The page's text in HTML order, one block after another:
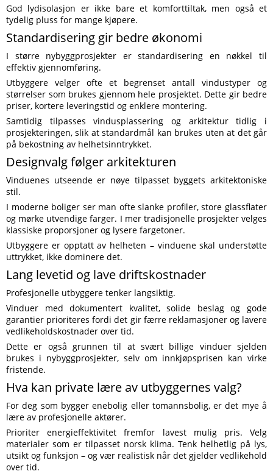
God lydisolasjon er ikke bare et komforttiltak, men også et
tydelig pluss for mange kjøpere.
Standardisering gir bedre økonomi
I større nybyggprosjekter er standardisering en nøkkel til
effektiv gjennomføring.
Utbyggere velger ofte et begrenset antall vindustyper og
størrelser som brukes gjennom hele prosjektet. Dette gir bedre
priser, kortere leveringstid og enklere montering.
Samtidig tilpasses vindusplassering og arkitektur tidlig i
prosjekteringen, slik at standardmål kan brukes uten at det går
på bekostning av helhetsinntrykket.
Designvalg følger arkitekturen
Vinduenes utseende er nøye tilpasset byggets arkitektoniske
stil.
I moderne boliger ser man ofte slanke profiler, store glassflater
og mørke utvendige farger. I mer tradisjonelle prosjekter velges
klassiske proporsjoner og lysere fargetoner.
Utbyggere er opptatt av helheten – vinduene skal understøtte
uttrykket, ikke dominere det.
Lang levetid og lave driftskostnader
Profesjonelle utbyggere tenker langsiktig.
Vinduer med dokumentert kvalitet, solide beslag og gode
garantier prioriteres fordi det gir færre reklamasjoner og lavere
vedlikeholdskostnader over tid.
Dette er også grunnen til at svært billige vinduer sjelden
brukes i nybyggprosjekter, selv om innkjøpsprisen kan virke
fristende.
Hva kan private lære av utbyggernes valg?
For deg som bygger enebolig eller tomannsbolig, er det mye å
lære av profesjonelle aktører.
Prioriter energieffektivitet fremfor lavest mulig pris. Velg
materialer som er tilpasset norsk klima. Tenk helhetlig på lys,
utsikt og funksjon – og vær realistisk når det gjelder vedlikehold
over tid.